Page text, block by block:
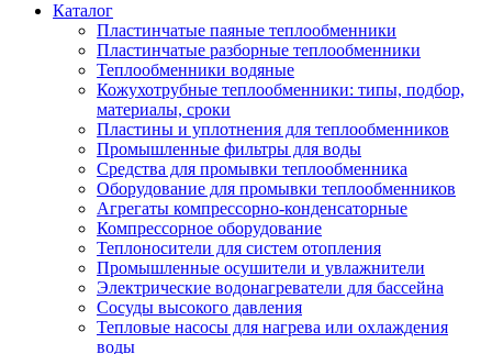
Каталог
Пластинчатые паяные теплообменники
Пластинчатые разборные теплообменники
Теплообменники водяные
Кожухотрубные теплообменники: типы, подбор,
материалы, сроки
Пластины и уплотнения для теплообменников
Промышленные фильтры для воды
Средства для промывки теплообменника
Оборудование для промывки теплообменников
Агрегаты компрессорно-конденсаторные
Компрессорное оборудование
Теплоносители для систем отопления
Промышленные осушители и увлажнители
Электрические водонагреватели для бассейна
Сосуды высокого давления
Тепловые насосы для нагрева или охлаждения
воды